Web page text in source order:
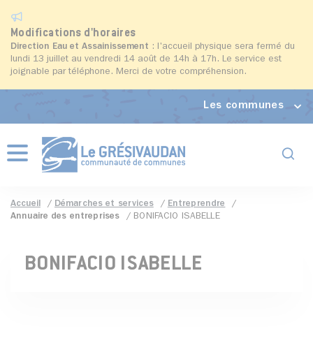
Modifications d'horaires
Direction Eau et Assainissement : l'accueil physique sera fermé du
lundi 13 juillet au vendredi 14 août de 14h à 17h. Le service est
joignable par téléphone. Merci de votre compréhension.
Les communes
Menu
Accueil Démarches et services
Entreprendre
Annuaire des entreprises
BONIFACIO ISABELLE
BONIFACIO ISABELLE